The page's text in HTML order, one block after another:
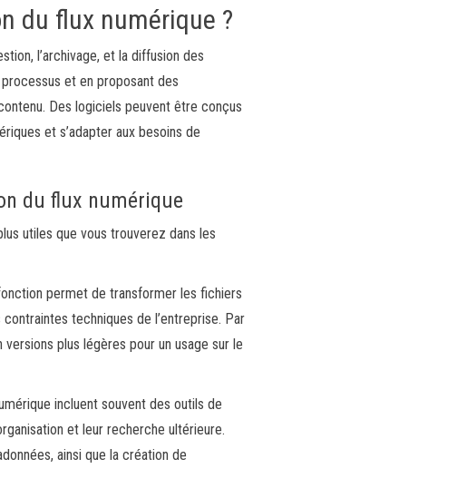
du flux numérique ?
l’archivage, et la diffusion des
et en proposant des
Des logiciels peuvent être conçus
et s’adapter aux besoins de
du flux numérique
utiles que vous trouverez dans les
permet de transformer les fichiers
techniques de l’entreprise. Par
plus légères pour un usage sur le
incluent souvent des outils de
et leur recherche ultérieure.
ainsi que la création de